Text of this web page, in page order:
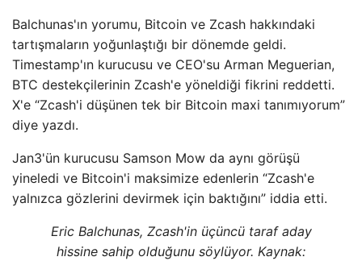
Balchunas'ın yorumu, Bitcoin ve Zcash hakkındaki
tartışmaların yoğunlaştığı bir dönemde geldi.
Timestamp'ın kurucusu ve CEO'su Arman Meguerian,
BTC destekçilerinin Zcash'e yöneldiği fikrini reddetti.
X'e “Zcash'i düşünen tek bir Bitcoin maxi tanımıyorum”
diye yazdı.
Jan3'ün kurucusu Samson Mow da aynı görüşü
yineledi ve Bitcoin'i maksimize edenlerin “Zcash'e
yalnızca gözlerini devirmek için baktığını” iddia etti.
Eric Balchunas, Zcash'in üçüncü taraf aday
hissine sahip olduğunu söylüyor. Kaynak: